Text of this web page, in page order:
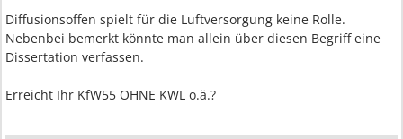
Diffusionsoffen spielt für die Luftversorgung keine Rolle.
Nebenbei bemerkt könnte man allein über diesen Begriff eine
Dissertation verfassen.
Erreicht Ihr KfW55 OHNE KWL o.ä.?